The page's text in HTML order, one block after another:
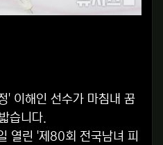
' 이해인 선수가 마침내 꿈
습니다.
열린 '제80회 전국남녀 피